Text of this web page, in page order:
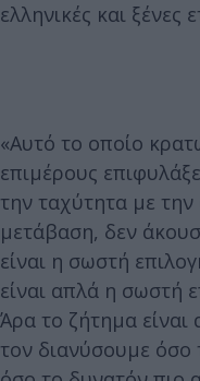
ελληνικές και ξένες
«Αυτό το οποίο
επιμέρους
την ταχύτητα με
μετάβαση, δεν
είναι η σωστή
είναι απλά η σωστή
Άρα το ζήτημα
τον διανύσουμε όσο